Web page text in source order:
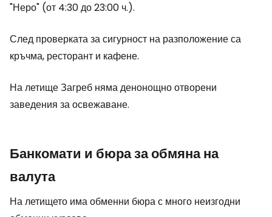
"Неро" (от 4:30 до 23:00 ч.).
След проверката за сигурност на разположение са
кръчма, ресторант и кафене.
На летище Загреб няма денонощно отворени
заведения за освежаване.
Банкомати и бюра за обмяна на
валута
На летището има обменни бюра с много неизгодни